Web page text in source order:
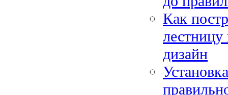
Как
лестницу
дизайн